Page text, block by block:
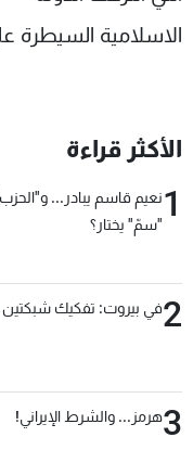
الاسلامية السيطرة
الأكثر قراءة
1نعيم قاسم يبادر...
"سمّ" يختار؟
2في بيروت: تفكيك شبكتين
3هرمز... والشرط الإيراني!